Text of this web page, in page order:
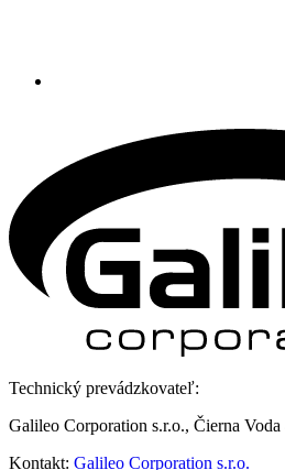
Technický prevádzkovateľ:
Galileo Corporation s.r.o., Čierna
Kontakt: Galileo Corporation s.r.o.